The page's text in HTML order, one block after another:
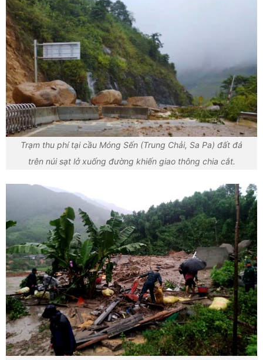
Trạm thu phí tại cầu Móng Sến (Trung Chải, Sa Pa) đất đá
trên núi sạt lở xuống đường khiến giao thông chia cắt.